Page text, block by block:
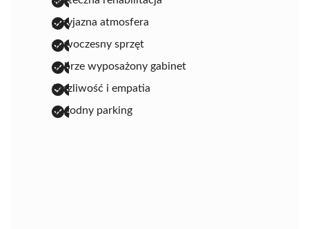
przyjazna atmosfera
nowoczesny sprzęt
dobrze wyposażony gabinet
życzliwość i empatia
dogodny parking